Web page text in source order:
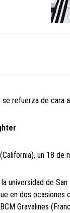
refuerza de cara
un 18
universidad de
en dos
Gravalines